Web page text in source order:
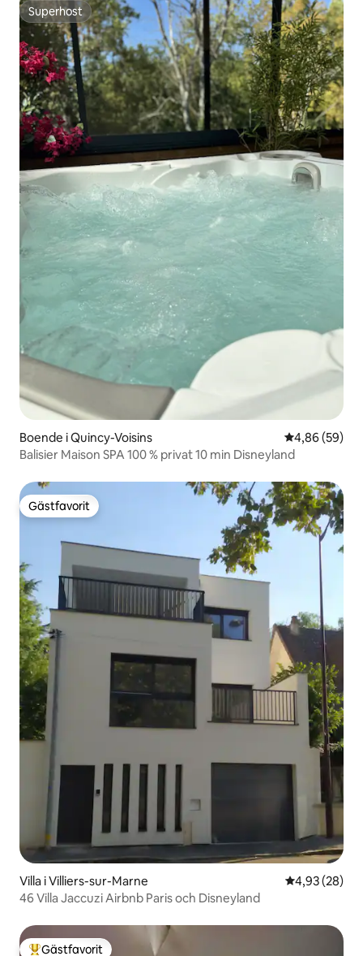
Superhost
Superhost
Boende i Quincy-Voisins 4,86 av 5 i
4,86 (59)
Balisier Maison SPA 100 % privat 10 min Disneyland
Gästfavorit
Gästfavorit
Villa i Villiers-sur-Marne 4,93 av 5 i
4,93 (28)
46 Villa Jaccuzi Airbnb Paris och Disneyland
Gästfavorit